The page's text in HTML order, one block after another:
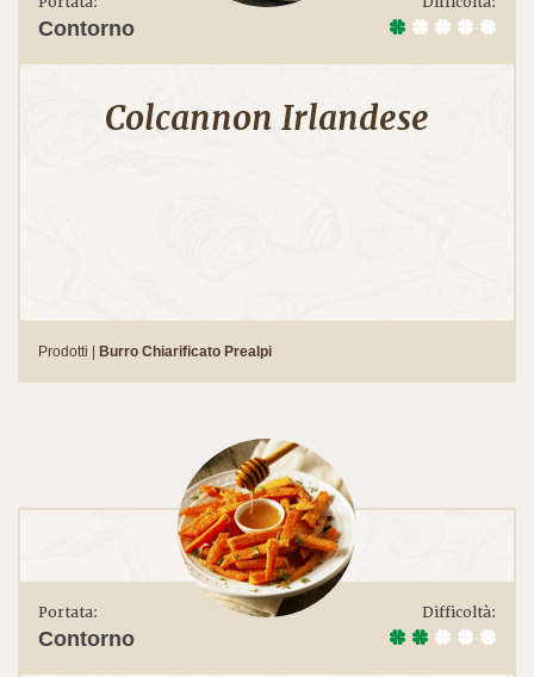
Contorno
Colcannon Irlandese
Prodotti | Burro Chiarificato Prealpi
Portata:
Contorno
Difficoltà: